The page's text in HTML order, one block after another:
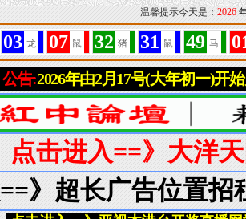
温馨提示今天是： 2026